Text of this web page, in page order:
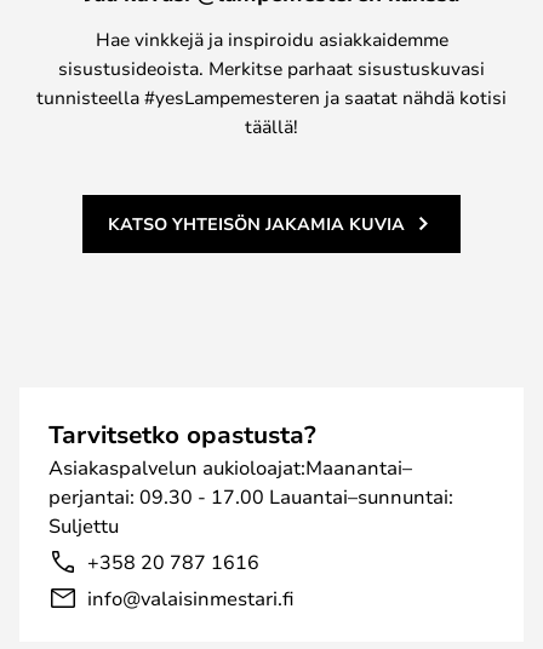
Hae vinkkejä ja inspiroidu asiakkaidemme
sisustusideoista. Merkitse parhaat sisustuskuvasi
tunnisteella #yesLampemesteren ja saatat nähdä kotisi
täällä!
KATSO YHTEISÖN JAKAMIA KUVIA
Tarvitsetko opastusta?
Asiakaspalvelun aukioloajat:Maanantai–
perjantai: 09.30 - 17.00 Lauantai–sunnuntai:
Suljettu
+358 20 787 1616
info@valaisinmestari.fi